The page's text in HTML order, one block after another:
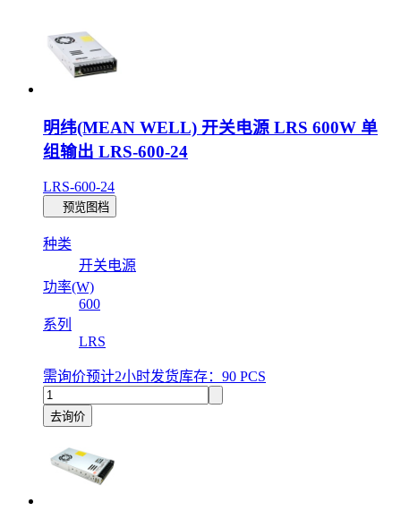
明纬(MEAN WELL) 开关电源 LRS 600W 单
组输出 LRS-600-24
LRS-600-24
预览图档
种类
开关电源
功率(W)
600
系列
LRS
需询价预计2小时发货库存：90 PCS
去询价